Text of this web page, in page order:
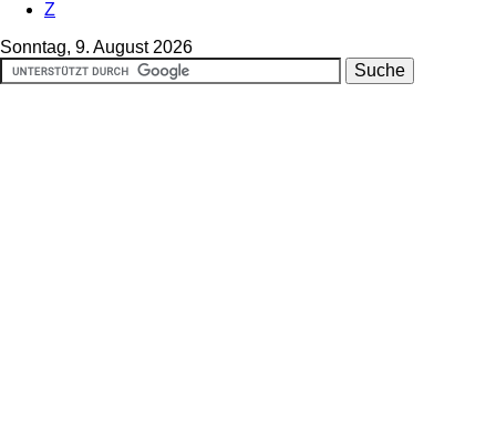
Z
Sonntag, 9. August 2026